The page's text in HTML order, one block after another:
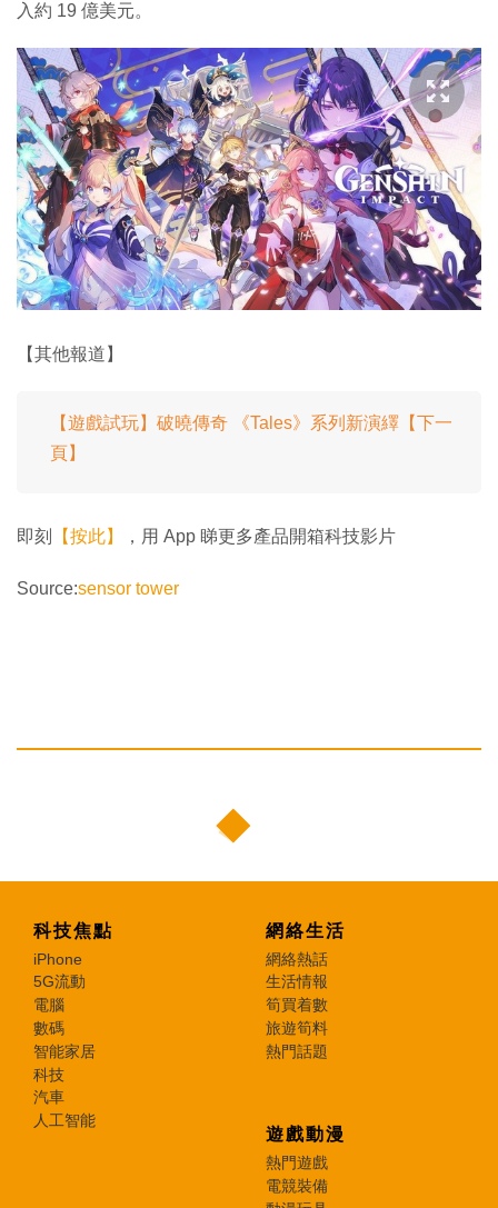
入約 19 億美元。
【其他報道】
【遊戲試玩】破曉傳奇 《Tales》系列新演繹【下一
頁】
即刻 【按此】 ，用 App 睇更多產品開箱科技影片
Source:sensor tower
科技焦點
iPhone
5G流動
電腦
數碼
智能家居
科技
汽車
人工智能
網絡生活
網絡熱話
生活情報
筍買着數
旅遊筍料
熱門話題
遊戲動漫
熱門遊戲
電競裝備